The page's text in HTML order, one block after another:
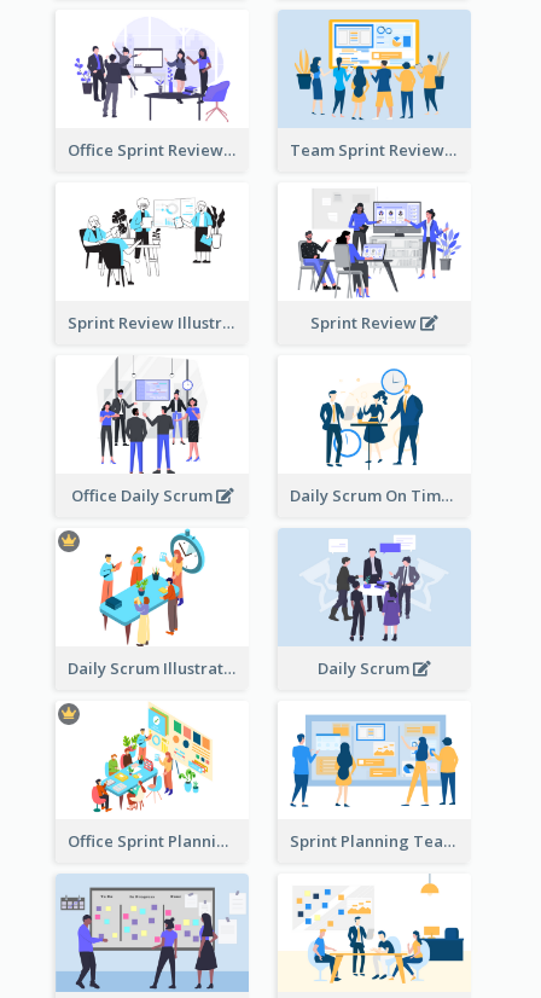
Office Sprint Review Team Sprint Review
Sprint Review Illustration Sprint Review
Office Daily Scrum Daily Scrum On Time
Daily Scrum Illustration Daily Scrum
Office Sprint Planning Sprint Planning Team